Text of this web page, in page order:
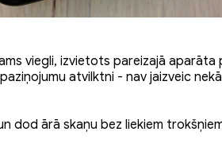
viegli, izvietots pareizajā aparāta
atvilktni - nav jaizveic
dod ārā skaņu bez liekiem